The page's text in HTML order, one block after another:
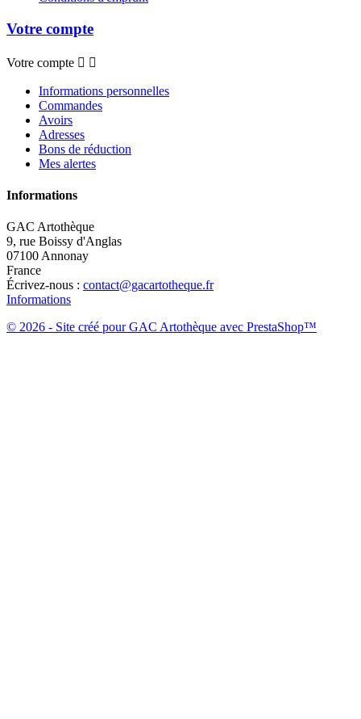
Votre compte
Votre compte  
Informations personnelles
Commandes
Avoirs
Adresses
Bons de réduction
Mes alertes
Informations
GAC Artothèque
9, rue Boissy d'Anglas
07100 Annonay
France
Écrivez-nous : contact@gacartotheque.fr
Informations
© 2026 - Site créé pour GAC Artothèque avec PrestaShop™